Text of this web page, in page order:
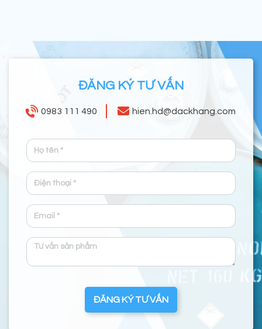
ĐĂNG KÝ TƯ VẤN
0983 111 490 hien.hd@dackhang.com
ĐĂNG KÝ TƯ VẤN